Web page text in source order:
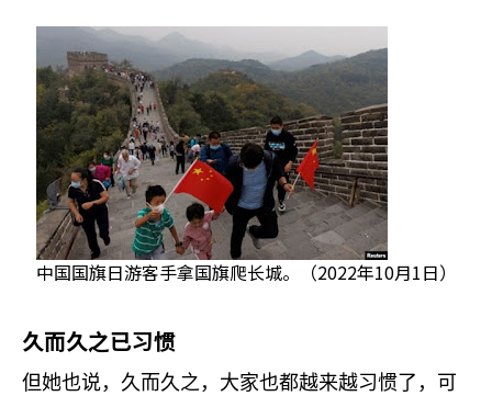
中国国旗日游客手拿国旗爬长城。（2022年10月1日）
久而久之已习惯
但她也说，久而久之，大家也都越来越习惯了，可